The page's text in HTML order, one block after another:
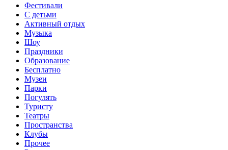
Фестивали
С детьми
Активный отдых
Музыка
Шоу
Праздники
Образование
Бесплатно
Музеи
Парки
Погулять
Туристу
Театры
Пространства
Клубы
Прочее